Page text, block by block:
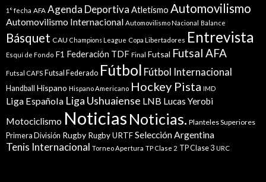
1° fecha AFA Agenda Deportiva Atletismo Automovilismo
Automovilismo Internacional Automovilismo Nacional Balance
Básquet CAU Champions League Copa Libertadores Entrevista
Esquí de Fondo F1 Federación TDF Final Futsal Futsal AFA
Futsal CAFS Futsal Federado Fútbol Fútbol Internacional
Handball Hispano Hispano Americano Hockey Pista IMD
Liga Española Liga Ushuaiense LNB Lucas Yerobi
Motociclismo Noticias Noticias. Planteles Superiores
Primera División Rugby Rugby URTFSelección Argentina
Tenis Internacional Torneo Apertura TP Clase 2 TP Clase 3 URC